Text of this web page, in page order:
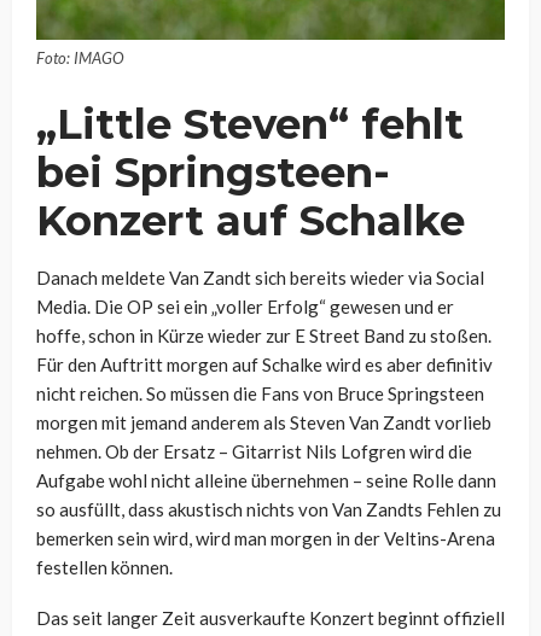
Foto: IMAGO
„Little Steven“ fehlt
bei Springsteen-
Konzert auf Schalke
Danach meldete Van Zandt sich bereits wieder via Social
Media. Die OP sei ein „voller Erfolg“ gewesen und er
hoffe, schon in Kürze wieder zur E Street Band zu stoßen.
Für den Auftritt morgen auf Schalke wird es aber definitiv
nicht reichen. So müssen die Fans von Bruce Springsteen
morgen mit jemand anderem als Steven Van Zandt vorlieb
nehmen. Ob der Ersatz – Gitarrist Nils Lofgren wird die
Aufgabe wohl nicht alleine übernehmen – seine Rolle dann
so ausfüllt, dass akustisch nichts von Van Zandts Fehlen zu
bemerken sein wird, wird man morgen in der Veltins-Arena
festellen können.
Das seit langer Zeit ausverkaufte Konzert beginnt offiziell